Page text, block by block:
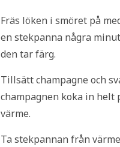
Fräs löken i smöret på
en stekpanna några
den tar färg.
Tillsätt champagne och
champagnen koka in helt
värme.
Ta stekpannan från